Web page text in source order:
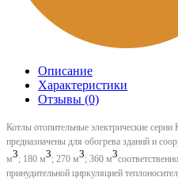
Описание
Характеристики
Отзывы (0)
Котлы отопительные электрические
предназначены для обогрева зданий и
м3; 180 м3; 270 м3; 360 м3
принудительной циркуляцией